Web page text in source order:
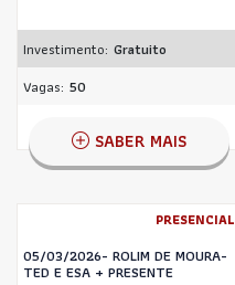
Investimento: Gratuito
Vagas: 50
SABER MAIS
PRESENCIAL
05/03/2026- ROLIM DE MOURA-
TED E ESA + PRESENTE